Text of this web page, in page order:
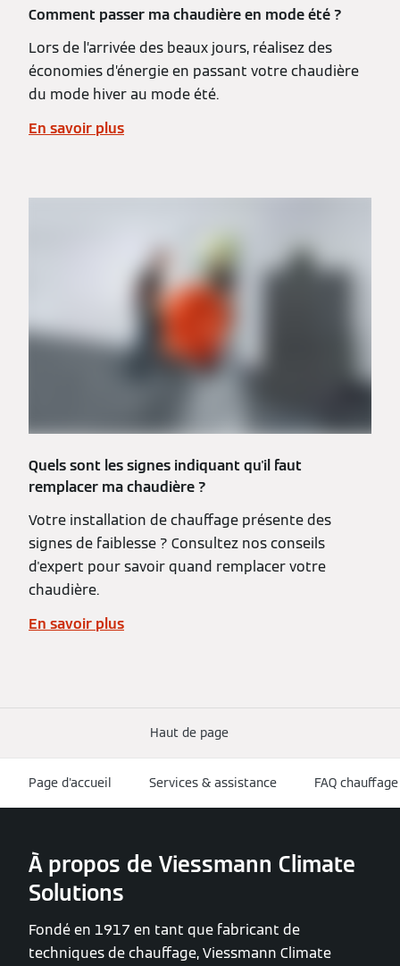
Comment passer ma chaudière en mode été ?
Lors de l’arrivée des beaux jours, réalisez des
économies d’énergie en passant votre chaudière
du mode hiver au mode été.
En savoir plus
Quels sont les signes indiquant qu'il faut
remplacer ma chaudière ?
Votre installation de chauffage présente des
signes de faiblesse ? Consultez nos conseils
d'expert pour savoir quand remplacer votre
chaudière.
En savoir plus
Haut de page
Page d'accueil Services & assistance FAQ chauffage
À propos de Viessmann Climate
Solutions
Fondé en 1917 en tant que fabricant de
techniques de chauffage, Viessmann Climate